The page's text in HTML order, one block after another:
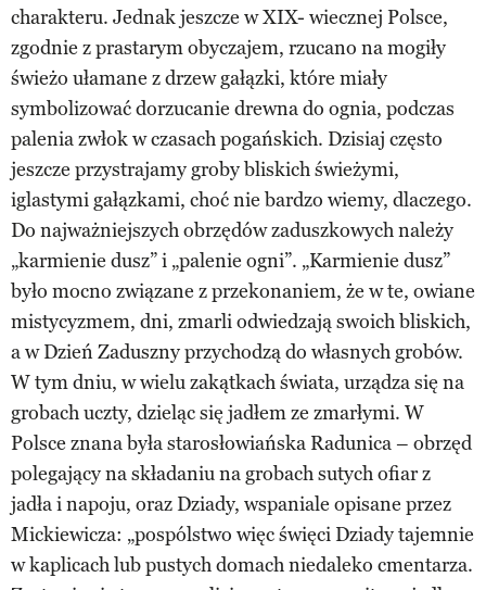
charakteru. Jednak jeszcze w XIX- wiecznej Polsce,
zgodnie z prastarym obyczajem, rzucano na mogiły
świeżo ułamane z drzew gałązki, które miały
symbolizować dorzucanie drewna do ognia, podczas
palenia zwłok w czasach pogańskich. Dzisiaj często
jeszcze przystrajamy groby bliskich świeżymi,
iglastymi gałązkami, choć nie bardzo wiemy, dlaczego.
Do najważniejszych obrzędów zaduszkowych należy
„karmienie dusz” i „palenie ogni”. „Karmienie dusz”
było mocno związane z przekonaniem, że w te, owiane
mistycyzmem, dni, zmarli odwiedzają swoich bliskich,
a w Dzień Zaduszny przychodzą do własnych grobów.
W tym dniu, w wielu zakątkach świata, urządza się na
grobach uczty, dzieląc się jadłem ze zmarłymi. W
Polsce znana była starosłowiańska Radunica – obrzęd
polegający na składaniu na grobach sutych ofiar z
jadła i napoju, oraz Dziady, wspaniale opisane przez
Mickiewicza: „pospólstwo więc święci Dziady tajemnie
w kaplicach lub pustych domach niedaleko cmentarza.